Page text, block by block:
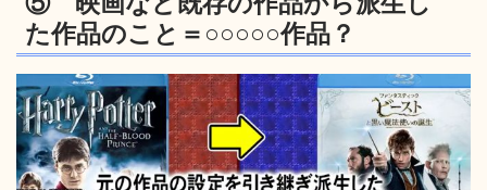
た作品のこと＝○○○○○作品？